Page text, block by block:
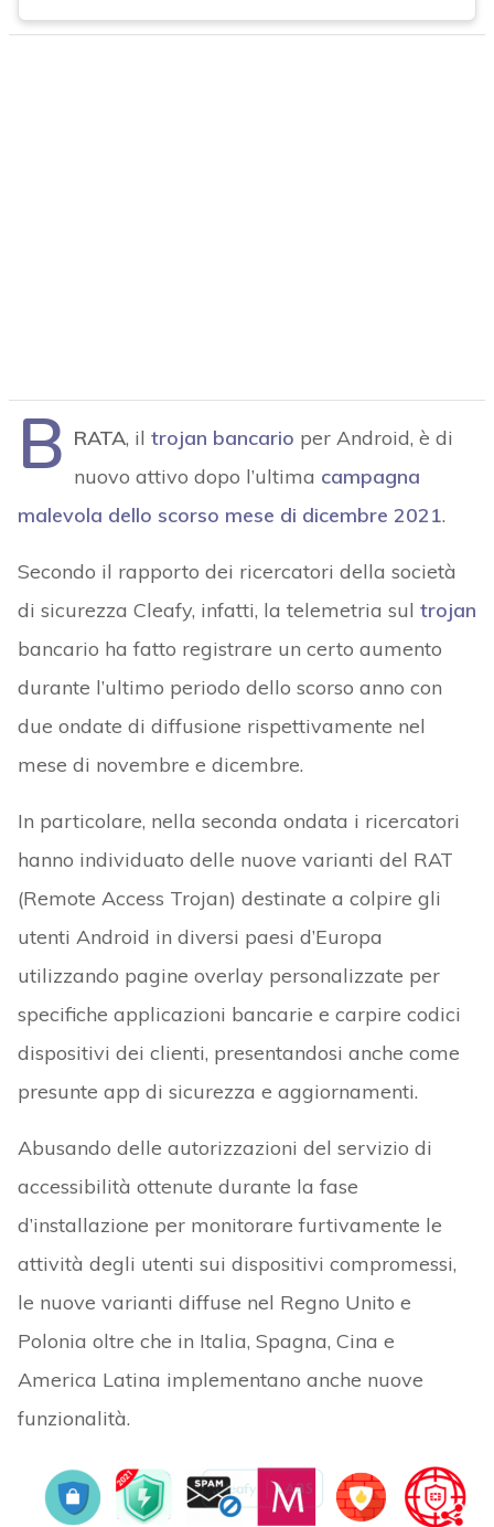
B RATA, il trojan bancario per Android, è di
nuovo attivo dopo l’ultima campagna
malevola dello scorso mese di dicembre 2021.
Secondo il rapporto dei ricercatori della società
di sicurezza Cleafy, infatti, la telemetria sul trojan
bancario ha fatto registrare un certo aumento
durante l’ultimo periodo dello scorso anno con
due ondate di diffusione rispettivamente nel
mese di novembre e dicembre.
In particolare, nella seconda ondata i ricercatori
hanno individuato delle nuove varianti del RAT
(Remote Access Trojan) destinate a colpire gli
utenti Android in diversi paesi d’Europa
utilizzando pagine overlay personalizzate per
specifiche applicazioni bancarie e carpire codici
dispositivi dei clienti, presentandosi anche come
presunte app di sicurezza e aggiornamenti.
Abusando delle autorizzazioni del servizio di
accessibilità ottenute durante la fase
d’installazione per monitorare furtivamente le
attività degli utenti sui dispositivi compromessi,
le nuove varianti diffuse nel Regno Unito e
Polonia oltre che in Italia, Spagna, Cina e
America Latina implementano anche nuove
funzionalità.